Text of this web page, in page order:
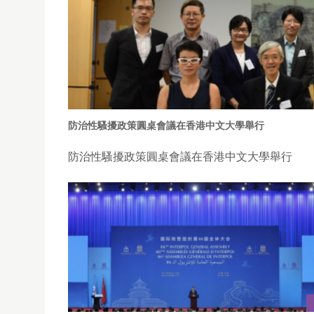
防治性騷擾政策圓桌會議在香港中文大學舉行
防治性騷擾政策圓桌會議在香港中文大學舉行